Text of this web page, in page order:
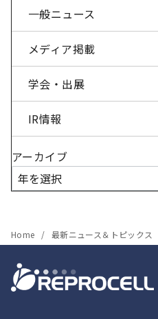
一般ニュース
メディア掲載
学会・出展
IR情報
アーカイブ
Home 最新ニュース＆トピックス